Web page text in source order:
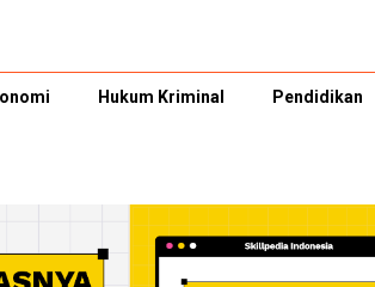
Hukum Kriminal Pendidikan